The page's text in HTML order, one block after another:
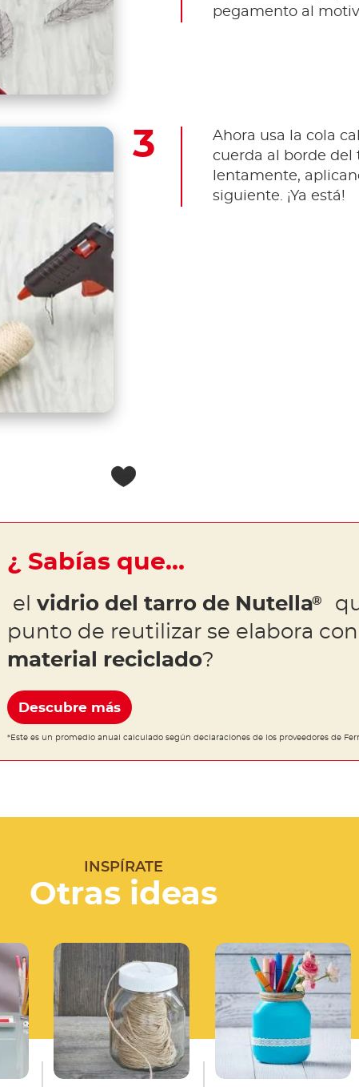
pegamento al
Ahora usa la cola
cuerda al borde del
lentamente,
siguiente. ¡Ya está!
¿ Sabías que…
el vidrio del tarro de Nutella®
punto de reutilizar se elabora
material reciclado?
Descubre más
*Este es un promedio anual calculado según declaraciones de los proveedores de
INSPÍRATE
Otras ideas